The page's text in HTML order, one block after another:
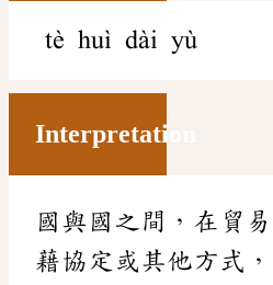
tè huì dài yù
Interpretation
國與國之間，在貿
藉協定或其他方式